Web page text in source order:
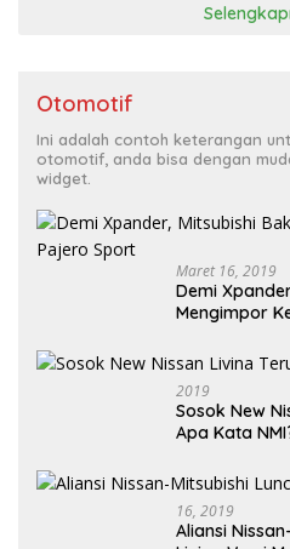
Otomotif
Ini adalah contoh keterangan
otomotif, anda bisa dengan
widget.
Maret 16, 2019
Demi
Mengimpor
2019
Sosok New
Apa Kata
16, 2019
Aliansi